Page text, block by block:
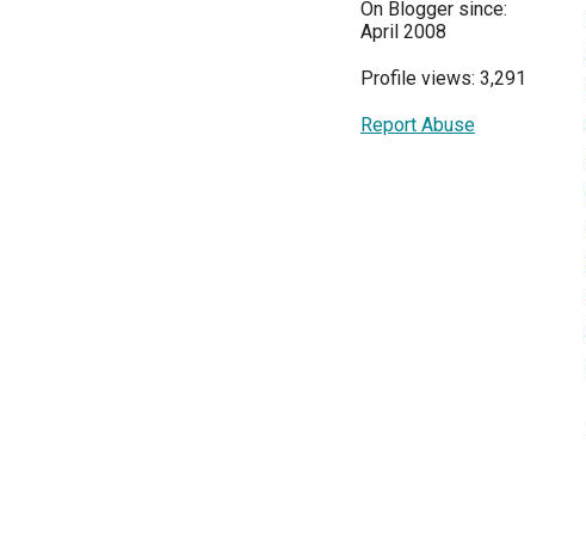
On Blogger since:
April 2008
Profile views: 3,291
Report Abuse